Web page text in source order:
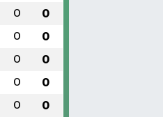
0 0
0 0
0 0
0 0
0 0